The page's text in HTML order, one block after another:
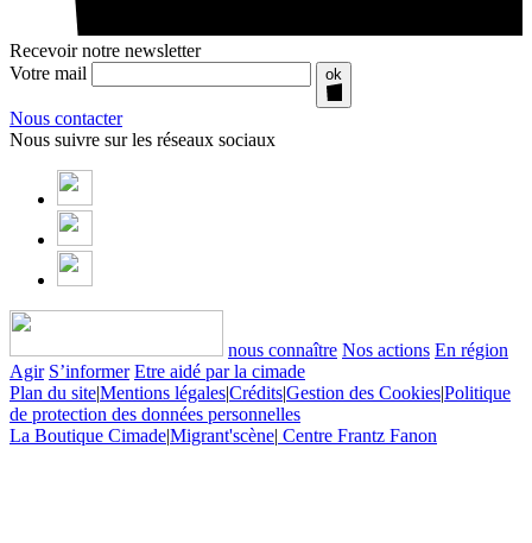
Recevoir notre newsletter
Votre mail
ok
Nous contacter
Nous suivre sur les réseaux sociaux
nous connaître Nos actions En région
Agir S’informer Etre aidé par la cimade
Plan du site|Mentions légales|Crédits|Gestion des Cookies|Politique
de protection des données personnelles
La Boutique Cimade|Migrant'scène| Centre Frantz Fanon